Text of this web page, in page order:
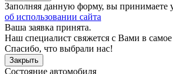
Заполняя данную форму, вы принимаете
об использовании сайта
Ваша заявка принята.
Наш специалист свяжется с Вами в
Спасибо, что выбрали нас!
Закрыть
Состояние автомобиля